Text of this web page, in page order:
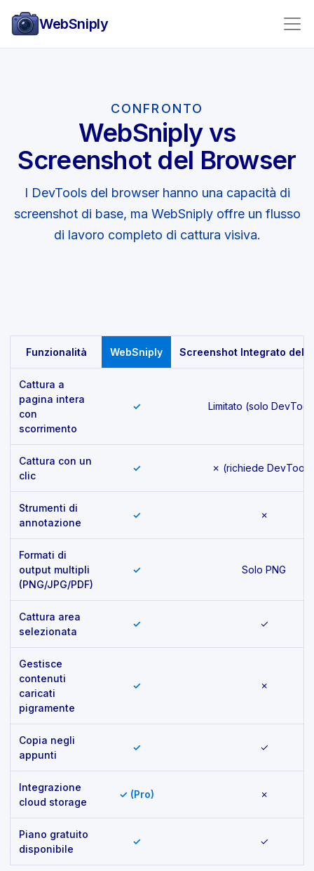
WebSniply
CONFRONTO
WebSniply vs
Screenshot del Browser
I DevTools del browser hanno una capacità di
screenshot di base, ma WebSniply offre un flusso
di lavoro completo di cattura visiva.
Feature comparison
Funzionalità WebSniply Screenshot Integrato del
Cattura a
pagina intera
con
scorrimento
✓ Limitato (solo
Cattura con un
clic
✓ ✗ (richiede
Strumenti di
annotazione
✓ ✗
Formati di
output multipli
(PNG/JPG/PDF)
✓ Solo PNG
Cattura area
selezionata
✓ ✓
Gestisce
contenuti
caricati
pigramente
✓ ✗
Copia negli
appunti
✓ ✓
Integrazione
cloud storage
✓ (Pro) ✗
Piano gratuito
disponibile
✓ ✓